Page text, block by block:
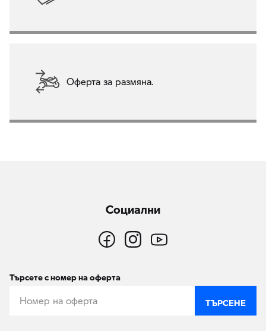
Оферта за размяна.
Социални
Търсете с номер на оферта
ТЪРСЕНЕ